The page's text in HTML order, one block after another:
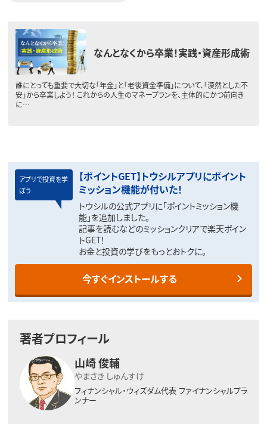
なんとなくから卒業！実践・資産形成術
誰にとっても重要で大切な「年金」と「老後資金準備」について、「漠然とした不
安」から卒業しよう！ これからの人生のマネープランを、主体的にかつ前向き
に…
アプリで投資を学
ぼう
【ポイントGET】トウシルアプリにポイント
ミッション機能が付いた！
トウシルの公式アプリに「ポイントミッション機
能」を追加しました。
記事を読むなどのミッションクリアで楽天ポイン
トGET！
お金と投資の学びをもっとおトクに。
今すぐインストールする
著者プロフィール
山崎 俊輔
やまさき しゅんすけ
フィナンシャル・ウィズダム代表 ファイナンシャルプラ
ンナー